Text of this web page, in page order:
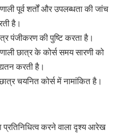
पूर्व शर्तों और उपलब्धता की जांच
है।
पंजीकरण की पुष्टि करता है।
छात्र के कोर्स समय सारणी को
करती है।
चयनित कोर्स में नामांकित है।
करने वाला दृश्य आरेख